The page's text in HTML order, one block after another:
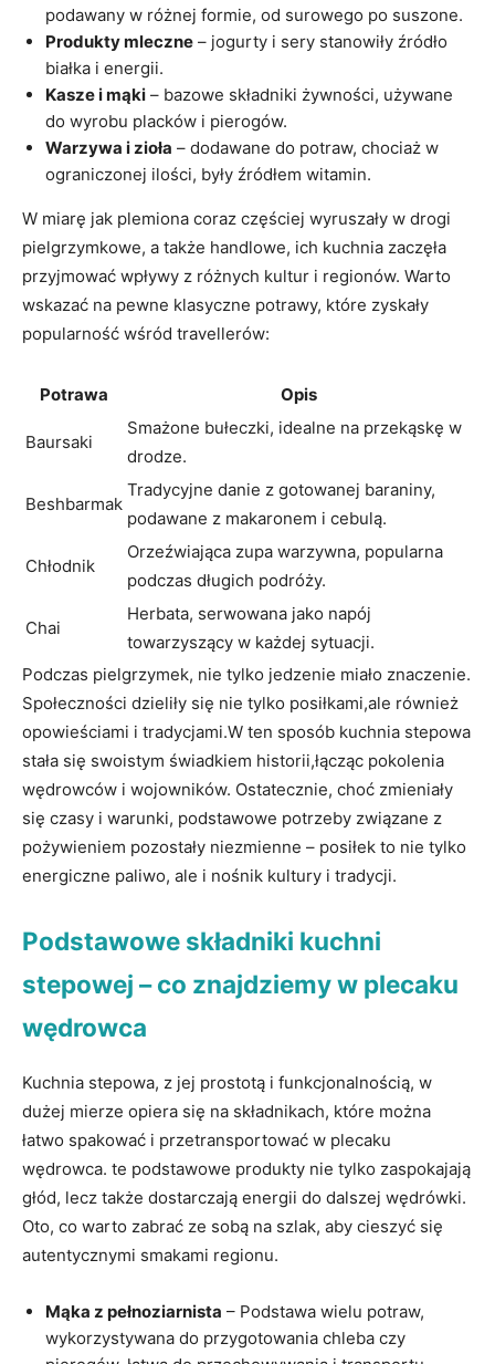
podawany w różnej formie, od surowego po suszone.
Produkty mleczne – jogurty ​i‍ sery stanowiły źródło
białka i energii.
Kasze i mąki – bazowe ⁢składniki żywności, używane
do wyrobu‌ placków ‍i pierogów.
Warzywa i⁣ zioła – dodawane do ⁣potraw, chociaż w
ograniczonej ilości, były źródłem witamin.
W miarę jak⁤ plemiona coraz⁤ częściej wyruszały w ​drogi
pielgrzymkowe, a ​także handlowe, ich kuchnia zaczęła
przyjmować wpływy ⁣z różnych kultur i regionów.‌ Warto
wskazać na pewne klasyczne⁢ potrawy, które zyskały
popularność wśród ⁢travellerów:
Potrawa Opis
Baursaki
Smażone bułeczki, idealne na przekąskę w
drodze.
Beshbarmak
Tradycyjne ⁢danie‌ z gotowanej baraniny,
podawane z makaronem i cebulą.
Chłodnik
Orzeźwiająca zupa warzywna, ‍popularna
podczas długich podróży.
Chai
Herbata, serwowana ⁣jako ‍napój
towarzyszący w ⁣każdej ⁤sytuacji.
Podczas pielgrzymek, nie tylko ⁢jedzenie miało znaczenie.
Społeczności dzieliły się nie tylko posiłkami,ale również
opowieściami i ⁣tradycjami.W ​ten sposób kuchnia stepowa
​stała się swoistym świadkiem historii,łącząc pokolenia
wędrowców i wojowników. Ostatecznie, choć zmieniały
się czasy i warunki, podstawowe potrzeby związane z
pożywieniem pozostały niezmienne – posiłek to nie tylko
‍energiczne paliwo, ale⁤ i nośnik kultury​ i tradycji.
Podstawowe składniki kuchni
stepowej – ‍co znajdziemy ‍w plecaku
wędrowca
Kuchnia stepowa, z ⁤jej prostotą i funkcjonalnością, w
dużej mierze opiera się na składnikach, które można
łatwo spakować i przetransportować w​ plecaku
wędrowca. te podstawowe produkty nie tylko zaspokajają
głód,‌ lecz także dostarczają energii do dalszej wędrówki.
Oto, co‍ warto zabrać ze sobą na szlak, aby⁤ cieszyć się
autentycznymi smakami regionu.
Mąka z pełnoziarnista – Podstawa wielu potraw,
wykorzystywana do przygotowania chleba czy